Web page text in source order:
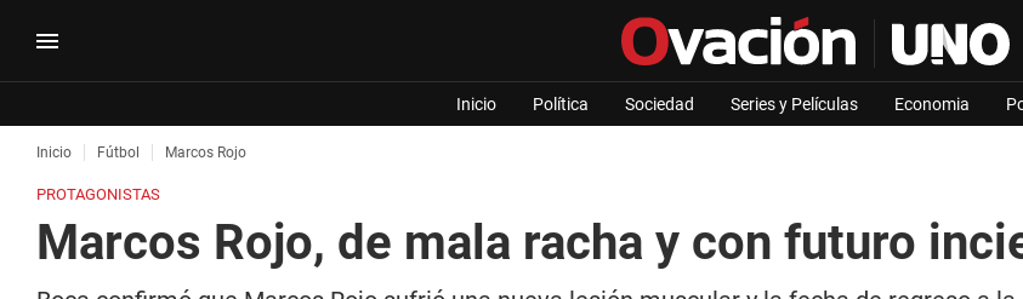
Inicio Política Sociedad Series y Películas Economia
Inicio Fútbol Marcos Rojo
PROTAGONISTAS
Marcos Rojo, de mala racha y con futuro